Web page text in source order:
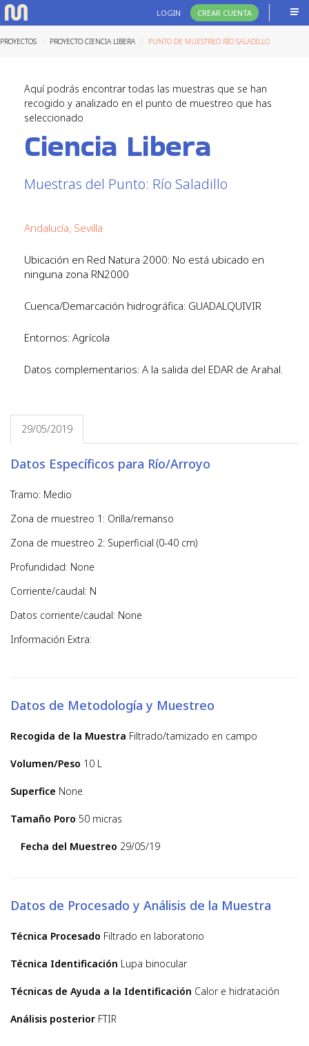
LOGIN CREAR CUENTA
PROYECTOS PROYECTO CIENCIA LIBERA PUNTO DE MUESTREO RÍO SALADILLO
Aquí podrás encontrar todas las muestras que se han
recogido y analizado en el punto de muestreo que has
seleccionado
Ciencia Libera
Muestras del Punto: Río Saladillo
Andalucía, Sevilla
Ubicación en Red Natura 2000: No está ubicado en
ninguna zona RN2000
Cuenca/Demarcación hidrográfica: GUADALQUIVIR
Entornos: Agrícola
Datos complementarios: A la salida del EDAR de Arahal.
29/05/2019
Datos Específicos para Río/Arroyo
Tramo: Medio
Zona de muestreo 1: Orilla/remanso
Zona de muestreo 2: Superficial (0-40 cm)
Profundidad: None
Corriente/caudal: N
Datos corriente/caudal: None
Información Extra:
Datos de Metodología y Muestreo
Recogida de la Muestra Filtrado/tamizado en campo
Volumen/Peso 10 L
Superfice None
Tamaño Poro 50 micras
Fecha del Muestreo 29/05/19
Datos de Procesado y Análisis de la Muestra
Técnica Procesado Filtrado en laboratorio
Técnica Identificación Lupa binocular
Técnicas de Ayuda a la Identificación Calor e hidratación
Análisis posterior FTIR